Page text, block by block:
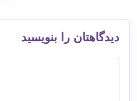
دیدگاهتان را بنویسید